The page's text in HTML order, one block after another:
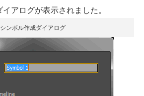
アログが表示されました。
シンボル作成ダイアログ